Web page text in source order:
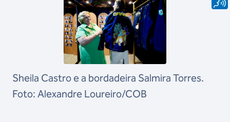
Sheila Castro e a bordadeira Salmira Torres.
Foto: Alexandre Loureiro/COB